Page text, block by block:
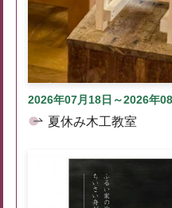
2026年07月18日～2026年
夏休み木工教室